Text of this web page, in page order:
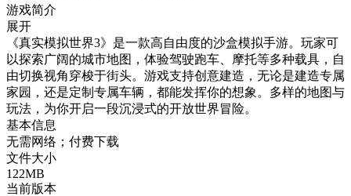
游戏简介
展开
《真实模拟世界3》是一款高自由度的沙盒模拟手游。玩家可
以探索广阔的城市地图，体验驾驶跑车、摩托等多种载具，自
由切换视角穿梭于街头。游戏支持创意建造，无论是建造专属
家园，还是定制专属车辆，都能发挥你的想象。多样的地图与
玩法，为你开启一段沉浸式的开放世界冒险。
基本信息
无需网络；付费下载
文件大小
122MB
当前版本